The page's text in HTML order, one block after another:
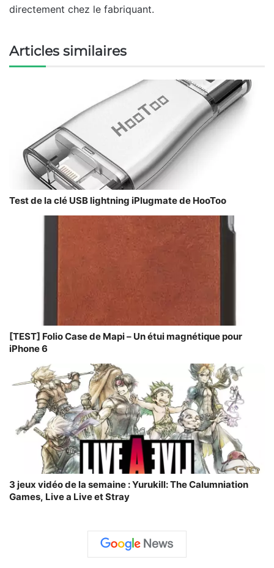
directement chez le fabriquant.
Articles similaires
Test de la clé USB lightning iPlugmate de HooToo
[TEST] Folio Case de Mapi – Un étui magnétique pour
iPhone 6
3 jeux vidéo de la semaine : Yurukill: The Calumniation
Games, Live a Live et Stray